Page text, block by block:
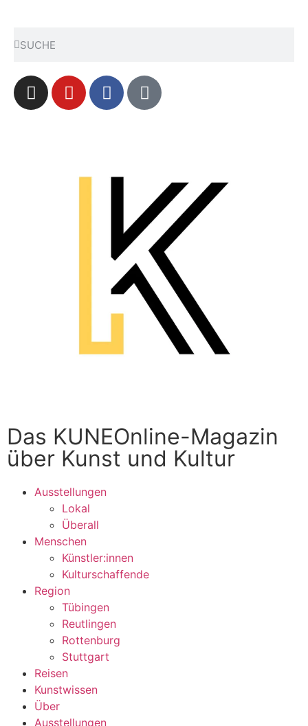
Das KUNEOnline-Magazin
über Kunst und Kultur
Ausstellungen
Lokal
Überall
Menschen
Künstler:innen
Kulturschaffende
Region
Tübingen
Reutlingen
Rottenburg
Stuttgart
Reisen
Kunstwissen
Über
Ausstellungen